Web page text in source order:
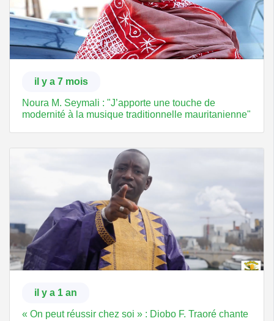
il y a 7 mois
Noura M. Seymali : "J’apporte une touche de
modernité à la musique traditionnelle mauritanienne"
il y a 1 an
« On peut réussir chez soi » : Diobo F. Traoré chante